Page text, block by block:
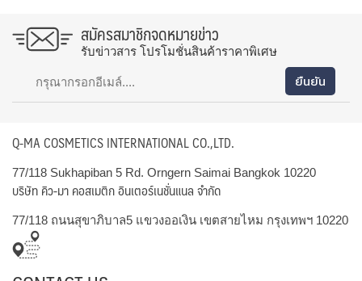
สมัครสมาชิกจดหมายข่าว
รับข่าวสาร โปรโมชั่นสินค้าราคาพิเศษ
Q-MA COSMETICS INTERNATIONAL CO.,LTD.
77/118 Sukhapiban 5 Rd. Orngern Saimai Bangkok 10220
บริษัท คิว-มา คอสเมติก อินเตอร์เนชั่นแนล จำกัด
77/118 ถนนสุขาภิบาล5 แขวงออเงิน เขตสายไหม กรุงเทพฯ 10220